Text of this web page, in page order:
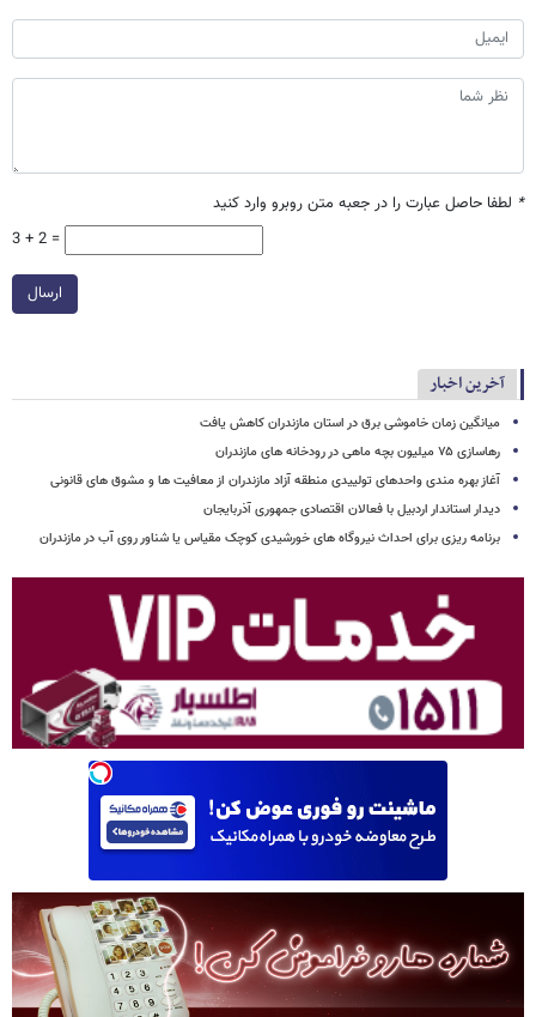
* لطفا حاصل عبارت را در جعبه متن روبرو وارد کنید
3 + 2 =
ارسال
آخرین اخبار
میانگین زمان خاموشی برق در استان مازندران کاهش یافت
رهاسازی ۷۵ میلیون بچه ماهی در رودخانه های مازندران
آغاز بهره مندی واحدهای تولییدی منطقه آزاد مازندران از معافیت ها و مشوق های قانونی
دیدار استاندار اردبیل با فعالان اقتصادی جمهوری آذربایجان
برنامه ریزی برای احداث نیروگاه های خورشیدی کوچک مقیاس یا شناور روی آب در مازندران